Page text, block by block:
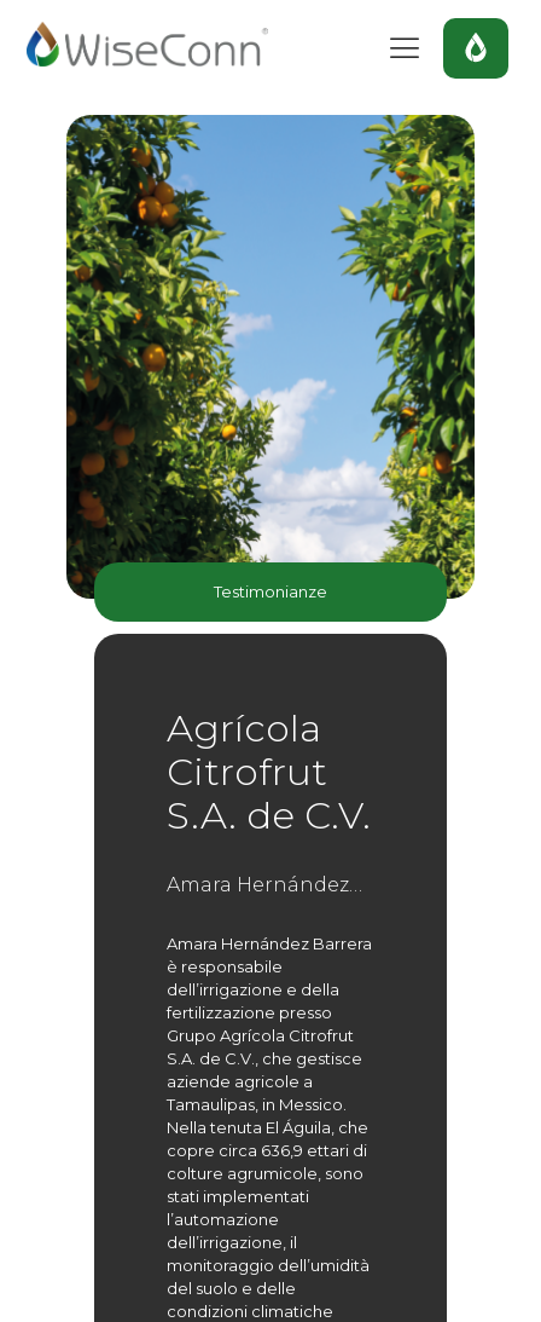
Testimonianze
Agrícola
Citrofrut
S.A. de C.V.
Amara Hernández
Amara Hernández Barrera
è responsabile
dell’irrigazione e della
fertilizzazione presso
Grupo Agrícola Citrofrut
S.A. de C.V., che gestisce
aziende agricole a
Tamaulipas, in Messico.
Nella tenuta El Águila, che
copre circa 636,9 ettari di
colture agrumicole, sono
stati implementati
l’automazione
dell’irrigazione, il
monitoraggio dell’umidità
del suolo e delle
condizioni climatiche